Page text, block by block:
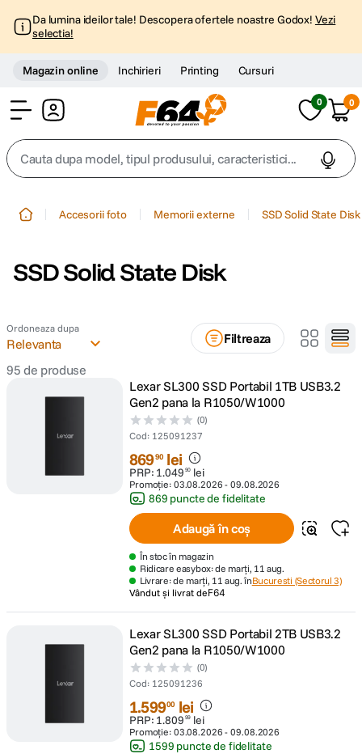
Da lumina ideilor tale! Descopera ofertele noastre Godox! Vezi
selectia!
Magazin online Inchirieri Printing Cursuri
0 0
Cauta dupa model, tipul produsului, caracteristici...
2. trepied
. canon sx740 hs
lavaliera
. sony fx
card memorie
Accesorii foto Memorii externe SSD Solid State Disk
SSD Solid State Disk
Ordoneaza dupa
Relevanta
Filtreaza
95de produse
Lexar SL300 SSD Portabil 1TB USB3.2
Gen2 pana la R1050/W1000
(0)
Cod: 125091237
86990 lei
PRP: 1.049 90 lei
Promoție: 03.08.2026 -09.08.2026
869 puncte de fidelitate
Adaugă în coș
În stoc în magazin
Ridicare easybox: de marți, 11 aug.
Livrare: de marți, 11 aug. înBucuresti (Sectorul 3)
Vândut și livrat deF64
Lexar SL300 SSD Portabil 2TB USB3.2
Gen2 pana la R1050/W1000
(0)
Cod: 125091236
1.59900 lei
PRP: 1.809 99 lei
Promoție: 03.08.2026 -09.08.2026
1599 puncte de fidelitate